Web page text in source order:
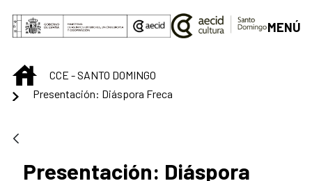
Skip to Main Content
MENÚ
INICIOCCE - SANTO DOMINGO
Presentación: Diáspora Freca
Presentación: Diáspora